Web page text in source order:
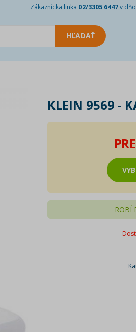
Zákaznícka linka 02/3305 6447v
KLEIN 9569 -
ROBÍ